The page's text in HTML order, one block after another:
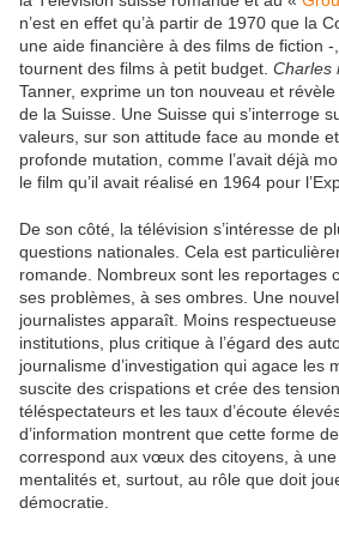
n’est en effet qu’à partir de 1970 que la
une aide financière à des films de fiction
tournent des films à petit budget. Charles
Tanner, exprime un ton nouveau et
de la Suisse. Une Suisse qui s’interroge
valeurs, sur son attitude face au monde
profonde mutation, comme l’avait déjà
le film qu’il avait réalisé en 1964 pour
De son côté, la télévision s’intéresse de
questions nationales. Cela est
romande. Nombreux sont les reportages
ses problèmes, à ses ombres. Une
journalistes apparaît. Moins
institutions, plus critique à l’égard des
journalisme d’investigation qui agace les
suscite des crispations et crée des
téléspectateurs et les taux d’écoute
d’information montrent que cette forme
correspond aux vœux des citoyens, à
mentalités et, surtout, au rôle que doit
démocratie.